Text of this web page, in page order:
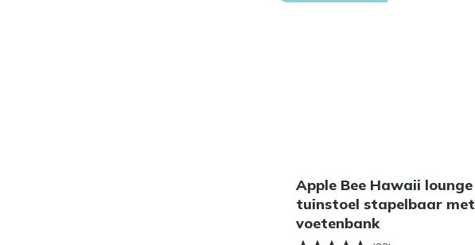
Apple Bee Hawaii lounge
tuinstoel stapelbaar met
voetenbank